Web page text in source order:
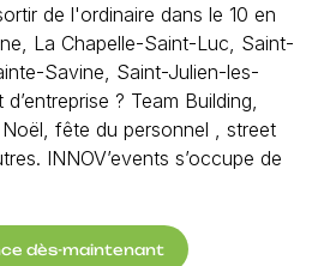
de l'ordinaire dans le 10 en
La Chapelle-Saint-Luc, Saint-
Savine, Saint-Julien-les-
? Team Building,
fête du personnel , street
INNOV’events s’occupe de
dès-maintenant